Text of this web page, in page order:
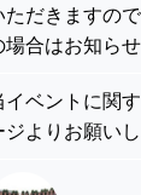
ただきますの
場合はお知らせ
イベントに関
ジよりお願い